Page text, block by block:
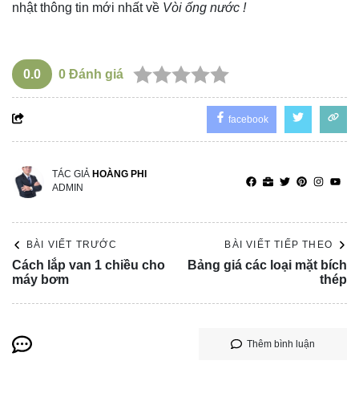
nhật thông tin mới nhất về Vòi ống nước !
0.0 0 Đánh giá
facebook
TÁC GIẢ HOÀNG PHI
ADMIN
BÀI VIẾT TRƯỚC
Cách lắp van 1 chiều cho
máy bơm
BÀI VIẾT TIẾP THEO
Bảng giá các loại mặt bích
thép
Thêm bình luận